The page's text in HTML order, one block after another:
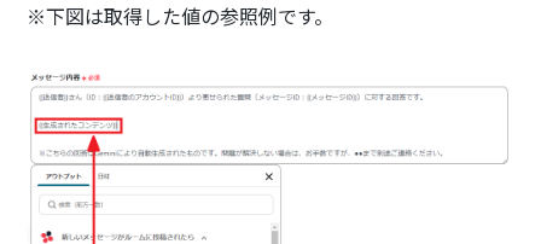
※下図は取得した値の参照例です。